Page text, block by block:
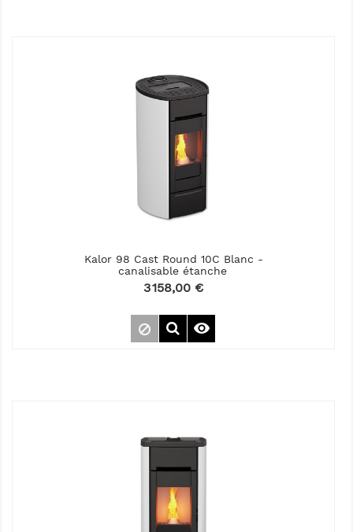
Kalor 98 Cast Round 10C Blanc -
canalisable étanche
Prix
3 158,00 €
